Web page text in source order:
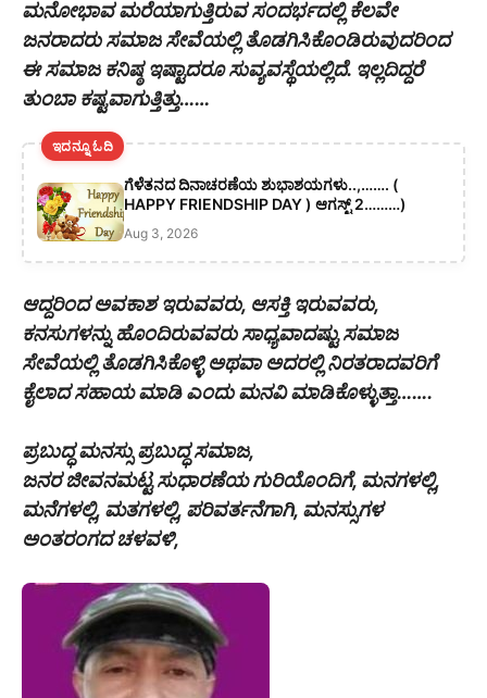
ಮನೋಭಾವ ಮರೆಯಾಗುತ್ತಿರುವ ಸಂದರ್ಭದಲ್ಲಿ ಕೆಲವೇ
ಜನರಾದರು ಸಮಾಜ ಸೇವೆಯಲ್ಲಿ ತೊಡಗಿಸಿಕೊಂಡಿರುವುದರಿಂದ
ಈ ಸಮಾಜ ಕನಿಷ್ಠ ಇಷ್ಟಾದರೂ ಸುವ್ಯವಸ್ಥೆಯಲ್ಲಿದೆ. ಇಲ್ಲದಿದ್ದರೆ
ತುಂಬಾ ಕಷ್ಟವಾಗುತ್ತಿತ್ತು……
ಇದನ್ನೂ ಓದಿ
ಗೆಳೆತನದ ದಿನಾಚರಣೆಯ ಶುಭಾಶಯಗಳು..,……. (
HAPPY FRIENDSHIP DAY ) ಆಗಸ್ಟ್ 2………)
Aug 3, 2026
ಆದ್ದರಿಂದ ಅವಕಾಶ ಇರುವವರು, ಆಸಕ್ತಿ ಇರುವವರು,
ಕನಸುಗಳನ್ನು ಹೊಂದಿರುವವರು ಸಾಧ್ಯವಾದಷ್ಟು ಸಮಾಜ
ಸೇವೆಯಲ್ಲಿ ತೊಡಗಿಸಿಕೊಳ್ಳಿ ಅಥವಾ ಅದರಲ್ಲಿ ನಿರತರಾದವರಿಗೆ
ಕೈಲಾದ ಸಹಾಯ ಮಾಡಿ ಎಂದು ಮನವಿ ಮಾಡಿಕೊಳ್ಳುತ್ತಾ…….
ಪ್ರಬುದ್ಧ ಮನಸ್ಸು ಪ್ರಬುದ್ಧ ಸಮಾಜ,
ಜನರ ಜೀವನಮಟ್ಟ ಸುಧಾರಣೆಯ ಗುರಿಯೊಂದಿಗೆ, ಮನಗಳಲ್ಲಿ,
ಮನೆಗಳಲ್ಲಿ, ಮತಗಳಲ್ಲಿ, ಪರಿವರ್ತನೆಗಾಗಿ, ಮನಸ್ಸುಗಳ
ಅಂತರಂಗದ ಚಳವಳಿ,